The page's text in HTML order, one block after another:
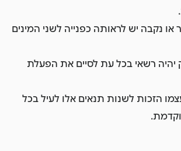
או נקבה יש לראותה כפנייה לשני המינים
יהיה רשאי בכל עת לסיים את הפעלת
הזכות לשנות תנאים אלו לעיל בכל